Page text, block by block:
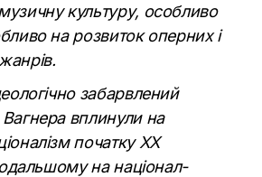
культуру, особливо
на розвиток оперних і
забарвлений
вплинули на
початку XX
на націонал-